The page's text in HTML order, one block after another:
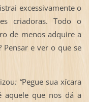
excessivamente o
criadoras. Todo o
de menos adquire a
Pensar e ver o que se
: “Pegue sua xícara
aquele que nos dá a